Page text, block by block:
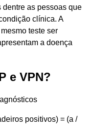
as pessoas que
clínica. A
teste ser
a doença
e VPN?
positivos) = (a /